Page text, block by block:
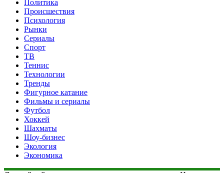
Политика
Происшествия
Психология
Рынки
Сериалы
Спорт
ТВ
Теннис
Технологии
Тренды
Фигурное катание
Фильмы и сериалы
Футбол
Хоккей
Шахматы
Шоу-бизнес
Экология
Экономика